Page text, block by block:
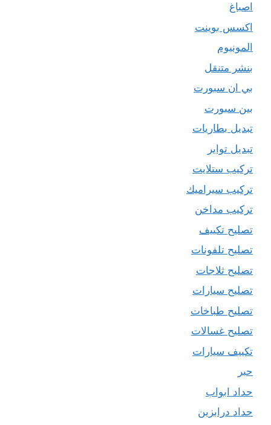
اصباغ
اكسس بوينت
المونيوم
بنشر متنقل
بي ان سبورت
بين سبورت
تبديل بطاريات
تبديل تواير
تركيب ستلايت
تركيب سيراميك
تركيب مداخن
تصليح تكييف
تصليح تلفونات
تصليح ثلاجات
تصليح سيارات
تصليح طباخات
تصليح غسالات
تكييف سيارات
حبر
حداد ابواب
حداد درابزين